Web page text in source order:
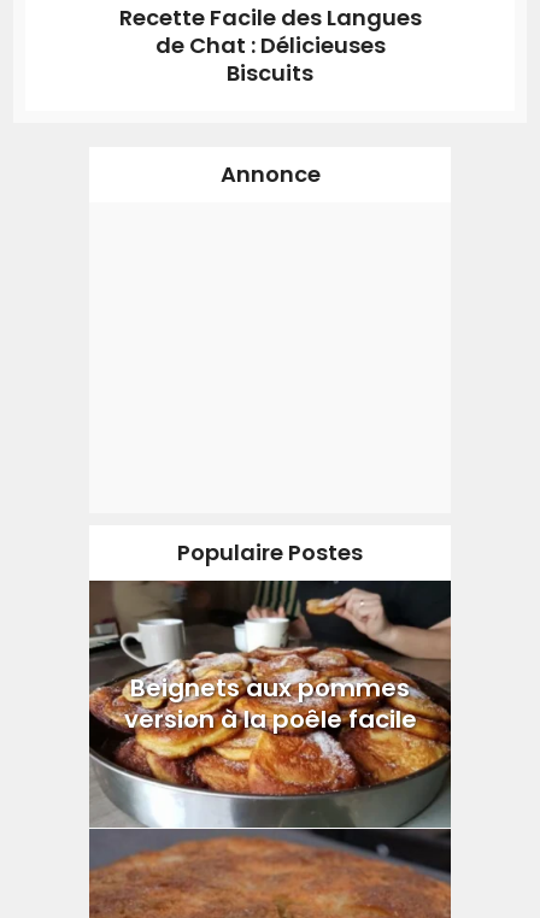
Recette Facile des Langues
de Chat : Délicieuses
Biscuits
Annonce
Populaire Postes
Beignets aux pommes
version à la poêle facile